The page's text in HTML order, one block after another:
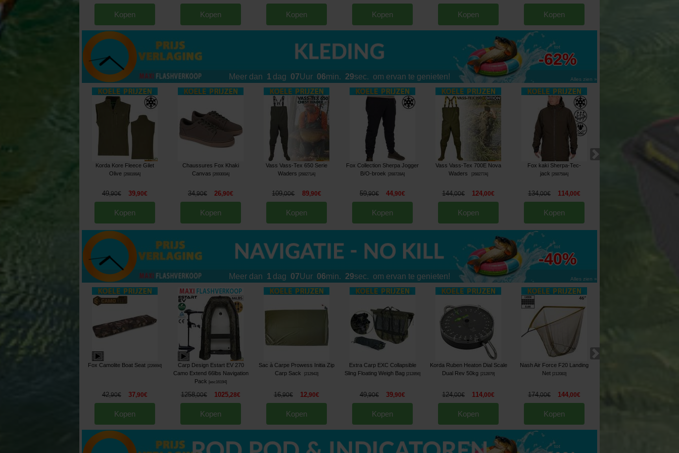
Kopen Kopen Kopen Kopen Kopen Kopen
tot
-62%
Meer dan 1 dag 07Uur 06min. 25sec. om ervan te genieten! Alles zien »
Korda Kore Fleece Gilet
Olive
268166A]
49,90€ 39,90€
Kopen
Chaussures Fox Khaki
Canvas
[269300A]
34,90€ 26,90€
Kopen
Vass Vass-Tex 650 Serie
Waders
[268271A]
109,00€ 89,90€
Kopen
Fox Collection Sherpa Jogger
B/O-broek
268728A]
59,90€ 44,90€
Kopen
Vass Vass-Tex 700E Nova
Waders
268277A]
144,00€ 124,00€
Kopen
Fox kaki Sherpa-Tec-
jack
[268758A]
134,00€ 114,00€
Kopen
tot
-40%
Meer dan 1 dag 07Uur 06min. 25sec. om ervan te genieten! Alles zien »
Fox Camolite Boat Seat 226694]
42,90€ 37,90€
Kopen
Carp Design Estart EV 270
Camo Extend 66lbs Navigation
Pack
[esc16194]
1258,00€ 1025,28€
Kopen
Sac à Carpe Prowess Initia Zip
Carp Sack
212943]
16,90€ 12,90€
Kopen
Extra Carp EXC Collapsible
Sling Floating Weigh Bag
212856]
49,90€ 39,90€
Kopen
Korda Ruben Heaton Dial Scale
Dual Rev 50kg
212879]
124,00€ 114,00€
Kopen
Nash Air Force F20 Landing
Net
212083]
174,00€ 144,00€
Kopen
tot